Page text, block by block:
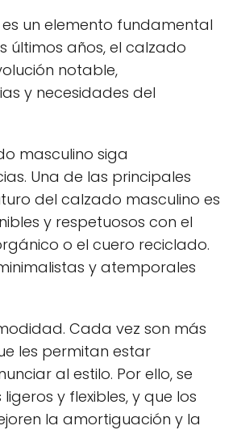
un elemento fundamental
últimos años, el calzado
notable,
y necesidades del
masculino siga
Una de las principales
del calzado masculino es
y respetuosos con el
o el cuero reciclado.
y atemporales
Cada vez son más
les permitan estar
al estilo. Por ello, se
y flexibles, y que los
la amortiguación y la